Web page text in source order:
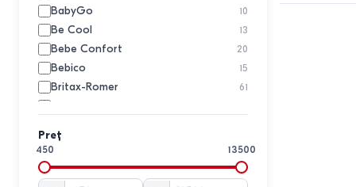
BabyGo 10
Be Cool 13
Bebe Confort 20
Bebico 15
Britax-Romer 61
Chicco 8
Coccolle 5
Cybex 1
Preț
450 13500